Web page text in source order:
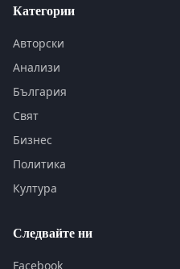
Категории
Авторски
Анализи
България
Свят
Бизнес
Политика
Култура
Следвайте ни
Facebook